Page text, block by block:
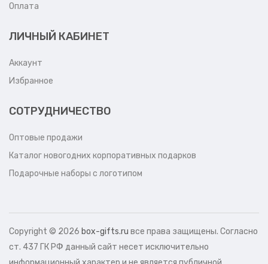
Оплата
ЛИЧНЫЙ КАБИНЕТ
Аккаунт
Избранное
СОТРУДНИЧЕСТВО
Оптовые продажи
Каталог новогодних корпоративных подарков
Подарочные наборы с логотипом
Copyright © 2026 box-gifts.ru все права защищены. Согласно
ст. 437 ГК РФ данный сайт несет исключительно